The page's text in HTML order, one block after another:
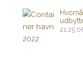
21:25